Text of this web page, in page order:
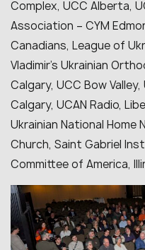
Complex, UCC Alberta,
Association – CYM
Canadians, League of
Vladimir’s Ukrainian
Calgary, UCC Bow
Calgary, UCAN Radio,
Ukrainian National Home
Church, Saint Gabriel
Committee of America,